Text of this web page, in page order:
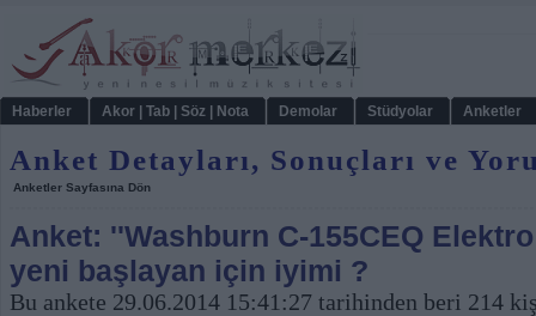
Haberler Akor | Tab | Söz | Nota Demolar Stüdyolar Anketler
Anket Detayları, Sonuçları ve
Anketler Sayfasına Dön
Anket: ''Washburn C-155CEQ
yeni başlayan için iyimi ?
Bu ankete 29.06.2014 15:41:27 tarihinden beri 214